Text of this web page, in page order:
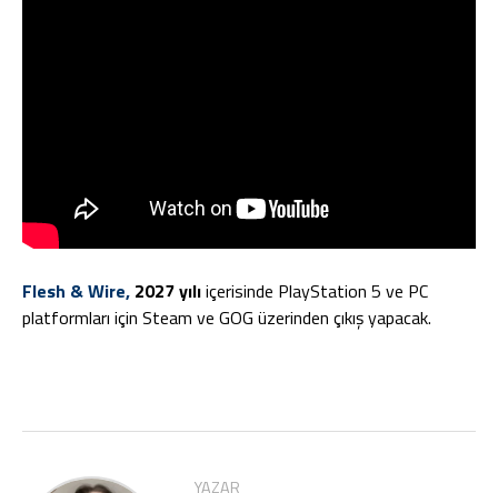
Flesh & Wire, 2027 yılıiçerisinde PlayStation 5 ve PC
platformları için Steam ve GOG üzerinden çıkış yapacak.
YAZAR